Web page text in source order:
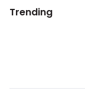
Trending